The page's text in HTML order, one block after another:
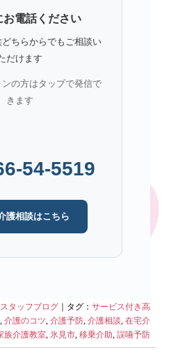
お電話ください
どちらからでもご相談い
だけます
の方はタップで発信で
きます
54-5519
護相談はこちら
スタッフブログ｜タグ： サービス付き高
, 介護のコツ, 介護予防, 介護相談, 在宅介
族介護教室, 氷見市, 移乗介助, 誤嚥予防